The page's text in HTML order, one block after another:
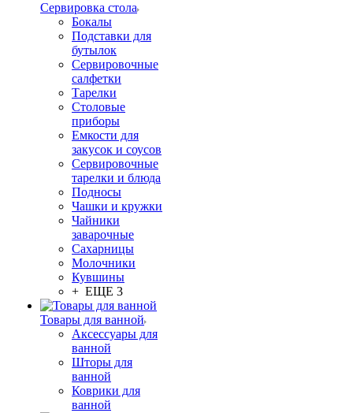
Сервировка стола
Бокалы
Подставки для
бутылок
Сервировочные
салфетки
Тарелки
Столовые
приборы
Емкости для
закусок и соусов
Сервировочные
тарелки и блюда
Подносы
Чашки и кружки
Чайники
заварочные
Сахарницы
Молочники
Кувшины
+ ЕЩЕ 3
Товары для ванной
Аксессуары для
ванной
Шторы для
ванной
Коврики для
ванной